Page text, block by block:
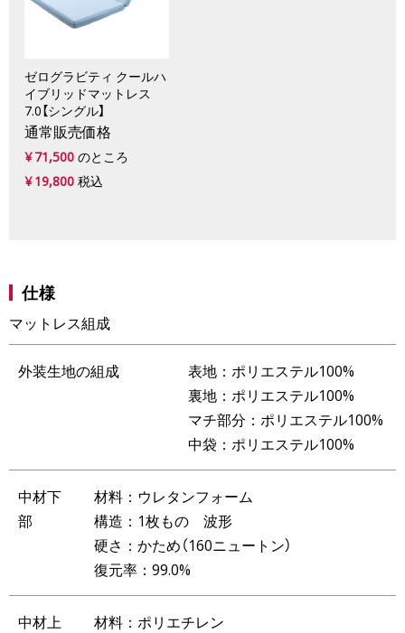
ゼログラビティ クールハ
イブリッドマットレス
7.0【シングル】
通常販売価格
¥ 71,500 のところ
¥ 19,800 税込
仕様
マットレス組成
外装生地の組成
表地：ポリエステル100%
裏地：ポリエステル100%
マチ部分：ポリエステル100%
中袋：ポリエステル100%
中材下
部
材料：ウレタンフォーム
構造：1枚もの 波形
硬さ：かため（160ニュートン）
復元率：99.0%
中材上
材料：ポリエチレン